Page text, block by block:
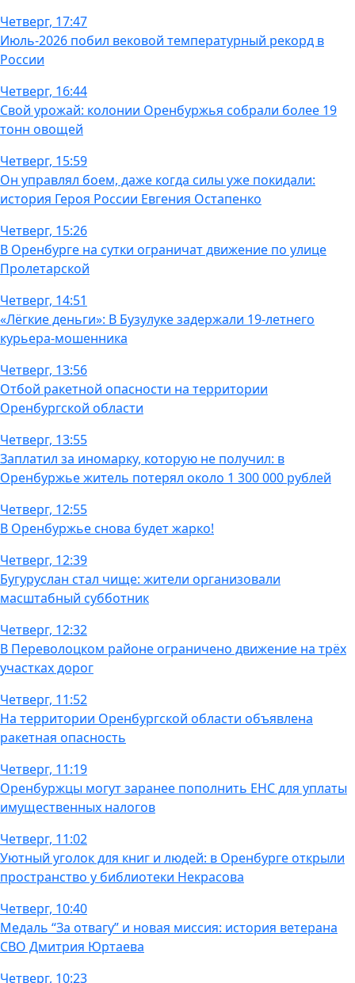
Четверг, 17:47
Июль-2026 побил вековой температурный рекорд в
России
Четверг, 16:44
Свой урожай: колонии Оренбуржья собрали более 19
тонн овощей
Четверг, 15:59
Он управлял боем, даже когда силы уже покидали:
история Героя России Евгения Остапенко
Четверг, 15:26
В Оренбурге на сутки ограничат движение по улице
Пролетарской
Четверг, 14:51
«Лёгкие деньги»: В Бузулуке задержали 19-летнего
курьера-мошенника
Четверг, 13:56
Отбой ракетной опасности на территории
Оренбургской области
Четверг, 13:55
Заплатил за иномарку, которую не получил: в
Оренбуржье житель потерял около 1 300 000 рублей
Четверг, 12:55
В Оренбуржье снова будет жарко!
Четверг, 12:39
Бугуруслан стал чище: жители организовали
масштабный субботник
Четверг, 12:32
В Переволоцком районе ограничено движение на трёх
участках дорог
Четверг, 11:52
На территории Оренбургской области объявлена
ракетная опасность
Четверг, 11:19
Оренбуржцы могут заранее пополнить ЕНС для уплаты
имущественных налогов
Четверг, 11:02
Уютный уголок для книг и людей: в Оренбурге открыли
пространство у библиотеки Некрасова
Четверг, 10:40
Медаль “За отвагу” и новая миссия: история ветерана
СВО Дмитрия Юртаева
Четверг, 10:23